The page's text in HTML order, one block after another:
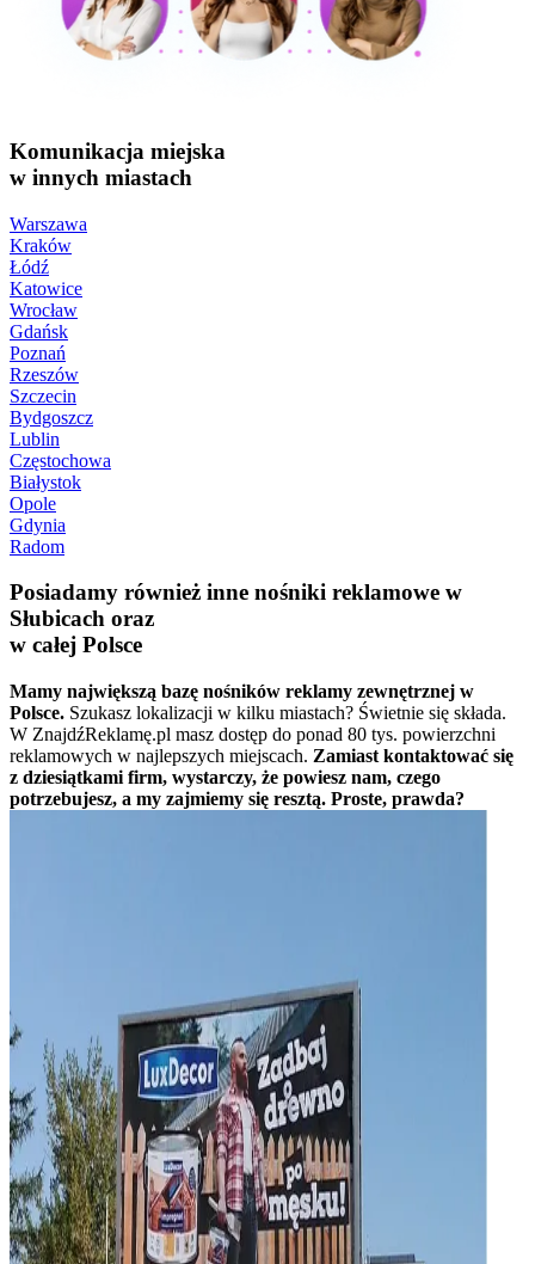
Komunikacja miejska
w innych miastach
Warszawa
Kraków
Łódź
Katowice
Wrocław
Gdańsk
Poznań
Rzeszów
Szczecin
Bydgoszcz
Lublin
Częstochowa
Białystok
Opole
Gdynia
Radom
Posiadamy również inne nośniki reklamowe w
Słubicach oraz
w całej Polsce
Mamy największą bazę nośników reklamy zewnętrznej w
Polsce. Szukasz lokalizacji w kilku miastach? Świetnie się składa.
W ZnajdźReklamę.pl masz dostęp do ponad 80 tys. powierzchni
reklamowych w najlepszych miejscach. Zamiast kontaktować się
z dziesiątkami firm, wystarczy, że powiesz nam, czego
potrzebujesz, a my zajmiemy się resztą. Proste, prawda?